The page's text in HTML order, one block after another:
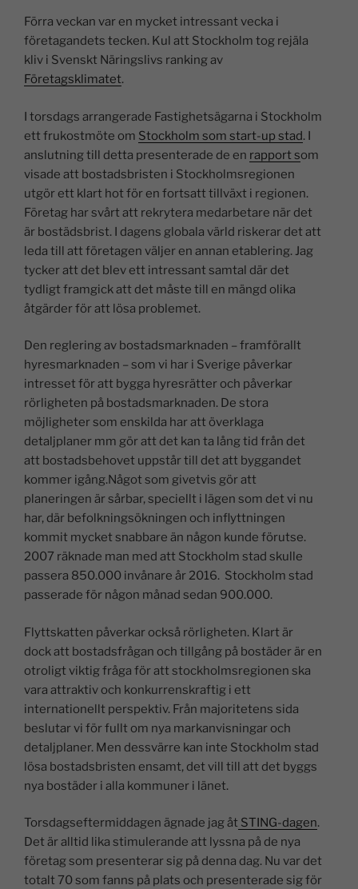
k
e
dI
n
c
e
b
o
o
k
at
s
A
p
p
p
y
n
k
ai
l
a
Förra veckan var en mycket intressant vecka i
företagandets tecken. Kul att Stockholm tog rejäla
kliv i Svenskt Näringslivs ranking av
Företagsklimatet.
I torsdags arrangerade Fastighetsägarna i Stockholm
ett frukostmöte om Stockholm som start-up stad. I
anslutning till detta presenterade de en rapport som
visade att bostadsbristen i Stockholmsregionen
utgör ett klart hot för en fortsatt tillväxt i regionen.
Företag har svårt att rekrytera medarbetare när det
är bostädsbrist. I dagens globala värld riskerar det att
leda till att företagen väljer en annan etablering. Jag
tycker att det blev ett intressant samtal där det
tydligt framgick att det måste till en mängd olika
åtgärder för att lösa problemet.
Den reglering av bostadsmarknaden – framförallt
hyresmarknaden – som vi har i Sverige påverkar
intresset för att bygga hyresrätter och påverkar
rörligheten på bostadsmarknaden. De stora
möjligheter som enskilda har att överklaga
detaljplaner mm gör att det kan ta lång tid från det
att bostadsbehovet uppstår till det att byggandet
kommer igång.Något som givetvis gör att
planeringen är sårbar, speciellt i lägen som det vi nu
har, där befolkningsökningen och inflyttningen
kommit mycket snabbare än någon kunde förutse.
2007 räknade man med att Stockholm stad skulle
passera 850.000 invånare år 2016. Stockholm stad
passerade för någon månad sedan 900.000.
Flyttskatten påverkar också rörligheten. Klart är
dock att bostadsfrågan och tillgång på bostäder är en
otroligt viktig fråga för att stockholmsregionen ska
vara attraktiv och konkurrenskraftig i ett
internationellt perspektiv. Från majoritetens sida
beslutar vi för fullt om nya markanvisningar och
detaljplaner. Men dessvärre kan inte Stockholm stad
lösa bostadsbristen ensamt, det vill till att det byggs
nya bostäder i alla kommuner i länet.
Torsdagseftermiddagen ägnade jag åt STING-dagen.
Det är alltid lika stimulerande att lyssna på de nya
företag som presenterar sig på denna dag. Nu var det
totalt 70 som fanns på plats och presenterade sig för